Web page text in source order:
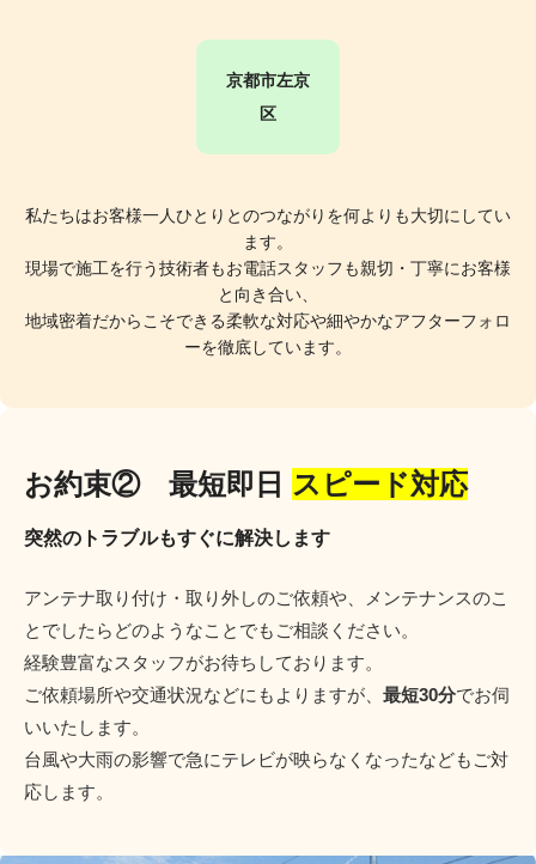
京都市左京
区
私たちはお客様一人ひとりとのつながりを何よりも大切にしてい
ます。
現場で施工を行う技術者もお電話スタッフも親切・丁寧にお客様
と向き合い、
地域密着だからこそできる柔軟な対応や細やかなアフターフォロ
ーを徹底しています。
お約束② 最短即日 スピード対応
突然のトラブルもすぐに解決します
アンテナ取り付け・取り外しのご依頼や、メンテナンスのこ
とでしたらどのようなことでもご相談ください。
経験豊富なスタッフがお待ちしております。
ご依頼場所や交通状況などにもよりますが、 最短30分でお伺
いいたします。
台風や大雨の影響で急にテレビが映らなくなったなどもご対
応します。